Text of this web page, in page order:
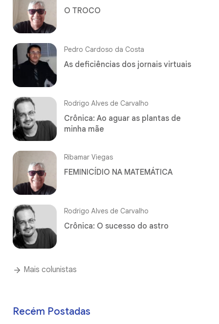
O TROCO
Pedro Cardoso da Costa
As deficiências dos jornais virtuais
Rodrigo Alves de Carvalho
Crônica: Ao aguar as plantas de
minha mãe
Ribamar Viegas
FEMINICÍDIO NA MATEMÁTICA
Rodrigo Alves de Carvalho
Crônica: O sucesso do astro
Mais colunistas
Recém Postadas